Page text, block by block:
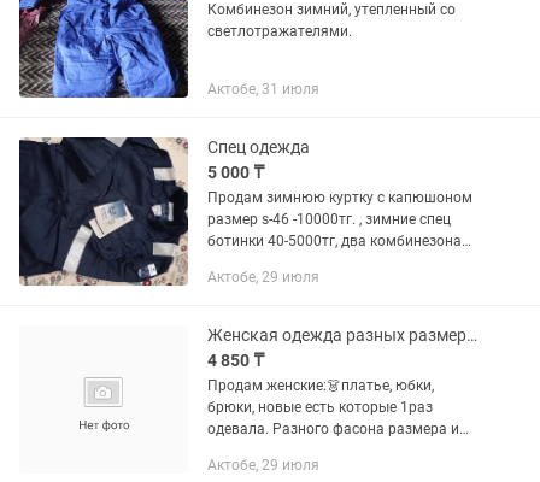
Комбинезон зимний, утепленный со
светлотражателями.
Актобе, 31 июля
Спец одежда
5 000 ₸
Продам зимнюю куртку с капюшоном
размер s-46 -10000тг. , зимние спец
ботинки 40-5000тг, два комбинезона
перчатки-3000тг
Актобе, 29 июля
Женская одежда разных размеров продам недорого платья,куртки,пальто,шапки
4 850 ₸
Продам женские:👗платье, юбки,
брюки, новые есть которые 1раз
одевала. Разного фасона размера и
женское демисезонное пальто, куртки,
Актобе, 29 июля